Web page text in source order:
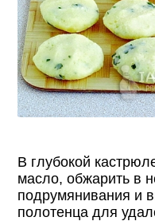
В глубокой
масло, обжарить в
подрумянивания и
полотенца для